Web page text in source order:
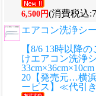
6,500円(消費税込
エアコン洗浄シ
【8/6 13時以降
けエアコン洗浄
20【発売元…横
ービス】≪代引